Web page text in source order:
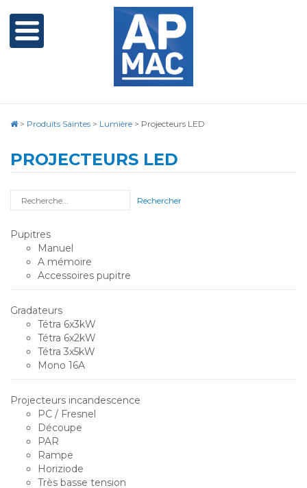
> Produits Saintes > Lumière > Projecteurs LED
PROJECTEURS LED
Rechercher
Pupitres
Manuel
A mémoire
Accessoires pupitre
Gradateurs
Tétra 6x3kW
Tétra 6x2kW
Tétra 3x5kW
Mono 16A
Projecteurs incandescence
PC / Fresnel
Découpe
PAR
Rampe
Horiziode
Très basse tension